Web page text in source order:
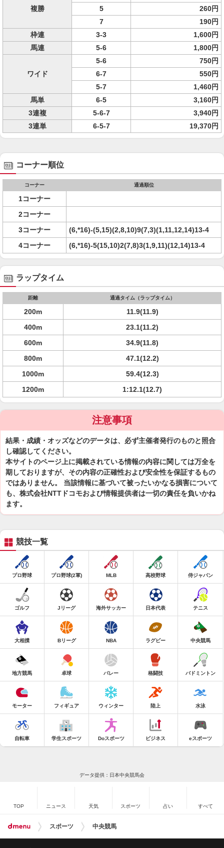
複勝
5
260円
7
190円
枠連
3-3
1,600円
馬連
5-6 1,800円
ワイド
5-6
750円
6-7
550円
5-7
1,460円
馬単
6-5
3,160円
3連複
5-6-7
3,940円
3連単
6-5-7 19,370円
コーナー順位
コーナー 通過順位
1コーナー
2コーナー
3コーナー
(6,*16)-(5,15)(2,8,10)9(7,3)(1,11,12,14)13-4
4コーナー
(6,*16)-5(15,10)2(7,8)3(1,9,11)(12,14)13-4
ラップタイム
距離 通過タイム（ラップタイム）
200m
11.9(11.9)
400m
23.1(11.2)
600m
34.9(11.8)
800m
47.1(12.2)
1000m
59.4(12.3)
1200m
1:12.1(12.7)
注意事項
結果・成績・オッズなどのデータは、必ず主催者発行のものと照合
し確認してください。
本サイトのページ上に掲載されている情報の内容に関しては万全を
期しておりますが、その内容の正確性および安全性を保証するもの
ではありません。 当該情報に基づいて被ったいかなる損害について
も、株式会社NTTドコモおよび情報提供者は一切の責任を負いかね
ます。
競技一覧
プロ野球 プロ野球(2軍) MLB 高校野球 侍ジャパン
ゴルフ Jリーグ 海外サッカー 日本代表 テニス
大相撲 Bリーグ NBA ラグビー 中央競馬
地方競馬 卓球 バレー 格闘技 バドミントン
モーター フィギュア ウィンター 陸上 水泳
自転車 学生スポーツ Doスポーツ ビジネス eスポーツ
データ提供：日本中央競馬会
TOP ニュース 天気 スポーツ 占い すべて
スポーツ 中央競馬